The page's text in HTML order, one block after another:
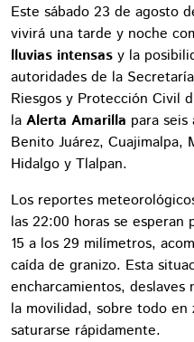
Este sábado 23 de agosto
vivirá una tarde y noche
lluvias intensas y la
autoridades de la
Riesgos y Protección Civil
la Alerta Amarilla para
Benito Juárez, Cuajimalpa,
Hidalgo y Tlalpan.
Los reportes
las 22:00 horas se
15 a los 29 milímetros,
caída de granizo. Esta
encharcamientos, deslaves
la movilidad, sobre todo en
saturarse rápidamente.